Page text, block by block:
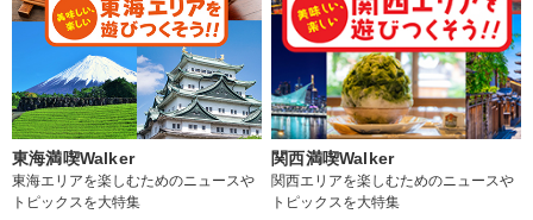
東海満喫Walker
東海エリアを楽しむためのニュースや
トピックスを大特集
関西満喫Walker
関西エリアを楽しむためのニュースや
トピックスを大特集